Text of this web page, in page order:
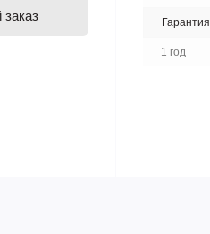
Гарантия
1 год